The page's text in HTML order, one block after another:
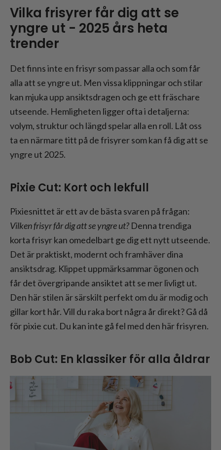
Vilka frisyrer får dig att se
yngre ut - 2025 års heta
trender
Det finns inte en frisyr som passar alla och som får
alla att se yngre ut. Men vissa klippningar och stilar
kan mjuka upp ansiktsdragen och ge ett fräschare
utseende. Hemligheten ligger ofta i detaljerna:
volym, struktur och längd spelar alla en roll. Låt oss
ta en närmare titt på de frisyrer som kan få dig att se
yngre ut 2025.
Pixie Cut: Kort och lekfull
Pixiesnittet är ett av de bästa svaren på frågan:
Vilken frisyr får dig att se yngre ut? Denna trendiga
korta frisyr kan omedelbart ge dig ett nytt utseende.
Det är praktiskt, modernt och framhäver dina
ansiktsdrag. Klippet uppmärksammar ögonen och
får det övergripande ansiktet att se mer livligt ut.
Den här stilen är särskilt perfekt om du är modig och
gillar kort hår. Vill du raka bort några år direkt? Gå då
för pixie cut. Du kan inte gå fel med den här frisyren.
Bob Cut: En klassiker för alla åldrar